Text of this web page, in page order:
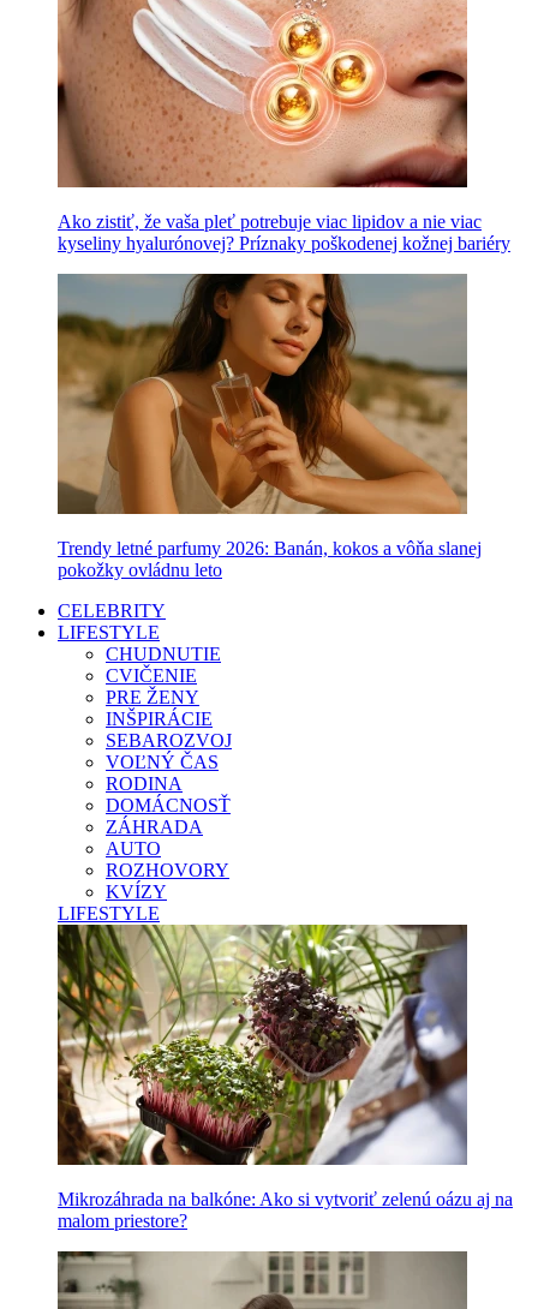
Ako zistiť, že vaša pleť potrebuje viac lipidov a nie viac
kyseliny hyalurónovej? Príznaky poškodenej kožnej bariéry
Trendy letné parfumy 2026: Banán, kokos a vôňa slanej
pokožky ovládnu leto
CELEBRITY
LIFESTYLE
CHUDNUTIE
CVIČENIE
PRE ŽENY
INŠPIRÁCIE
SEBAROZVOJ
VOĽNÝ ČAS
RODINA
DOMÁCNOSŤ
ZÁHRADA
AUTO
ROZHOVORY
KVÍZY
LIFESTYLE
Mikrozáhrada na balkóne: Ako si vytvoriť zelenú oázu aj na
malom priestore?